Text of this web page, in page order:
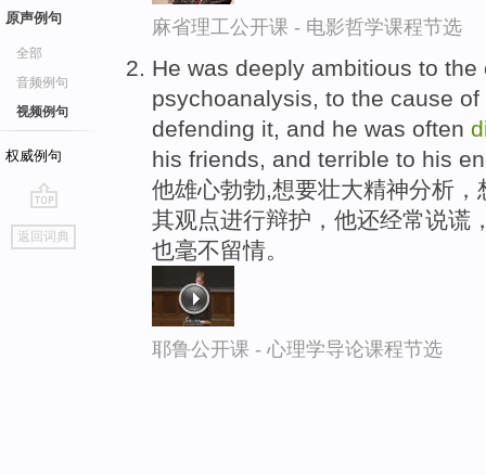
原声例句
全部
音频例句
视频例句
权威例句
go
top
返回词典
麻省理工公开课 - 电影哲学课程节选
He was deeply ambitious to
psychoanalysis, to the cause
defending it, and he was often
his friends, and terrible to his
他雄心勃勃,想要壮大精神分析
其观点进行辩护，他还经常说谎
也毫不留情。
耶鲁公开课 - 心理学导论课程节选